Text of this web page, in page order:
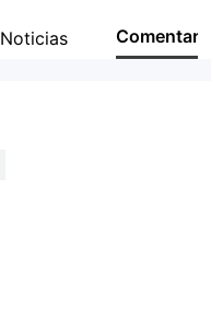
Noticias Comentar